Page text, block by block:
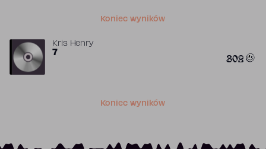
Koniec wyników
Kris Henry
7 302
Koniec wyników